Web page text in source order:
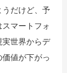
だけど、予
マートフォ
実世界からデ
値が下がっ